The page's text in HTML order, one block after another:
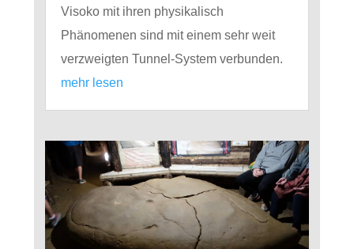
Visoko mit ihren physikalisch
Phänomenen sind mit einem sehr weit
verzweigten Tunnel-System verbunden.
mehr lesen